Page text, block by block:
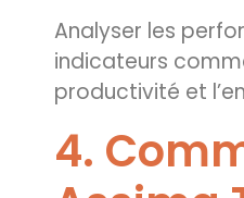
Analyser les
indicateurs
productivité et
4.